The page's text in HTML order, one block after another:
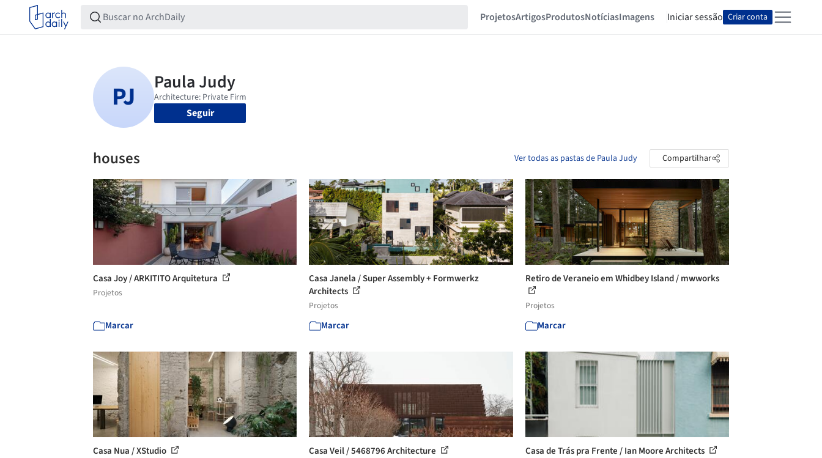
ProjetosArtigosProdutosNotíciasImagens Iniciar sessão Criar conta
Seguir
houses Ver todas as pastas de Paula Judy Compartilhar
Casa Joy / ARKITITO Arquitetura
Projetos
Marcar
Casa Janela / Super Assembly + Formwerkz
Architects
Projetos
Marcar
Retiro de Veraneio em Whidbey Island / mwworks
Projetos
Marcar
Casa Nua / XStudio Casa Veil / 5468796 Architecture Casa de Trás pra Frente / Ian Moore Architects